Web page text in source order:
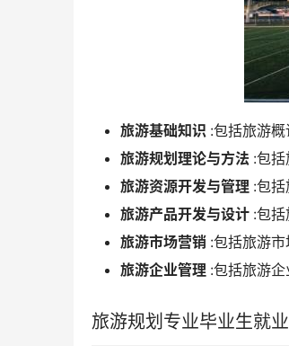
旅游基础知识 :包括旅游
旅游规划理论与方法 :包
旅游资源开发与管理 :包
旅游产品开发与设计 :包
旅游市场营销 :包括旅游
旅游企业管理 :包括旅游
旅游规划专业毕业生就